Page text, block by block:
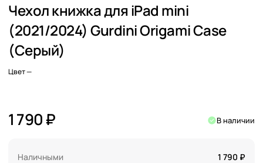
Чехол книжка для iPad mini
(2021/2024) Gurdini Origami Case
(Серый)
Цвет—
1 790 ₽ В наличии
Наличными
1 790 ₽